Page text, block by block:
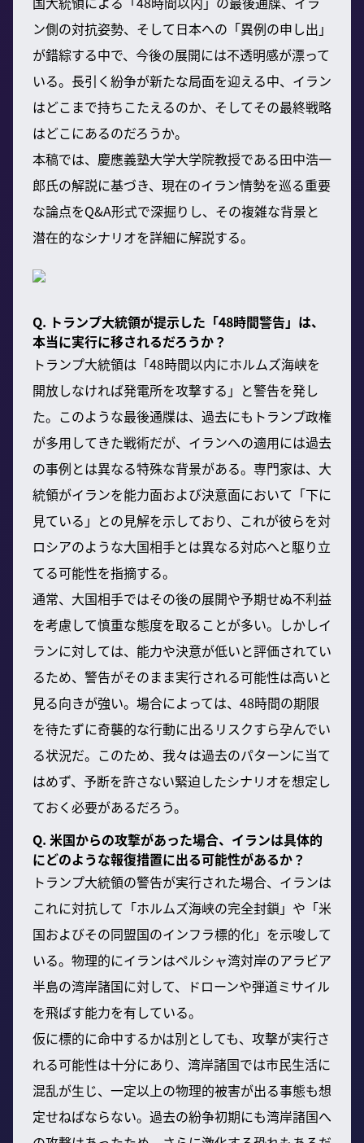
ン側の対抗姿勢、そして日本への「異例の申し出」
が錯綜する中で、今後の展開には不透明感が漂って
いる。長引く紛争が新たな局面を迎える中、イラン
はどこまで持ちこたえるのか、そしてその最終戦略
はどこにあるのだろうか。
本稿では、慶應義塾大学大学院教授である田中浩一
郎氏の解説に基づき、現在のイラン情勢を巡る重要
な論点をQ&A形式で深掘りし、その複雑な背景と
潜在的なシナリオを詳細に解説する。
Q. トランプ大統領が提示した「48時間警告」は、
本当に実行に移されるだろうか？
トランプ大統領は「48時間以内にホルムズ海峡を
開放しなければ発電所を攻撃する」と警告を発し
た。このような最後通牒は、過去にもトランプ政権
が多用してきた戦術だが、イランへの適用には過去
の事例とは異なる特殊な背景がある。専門家は、大
統領がイランを能力面および決意面において「下に
見ている」との見解を示しており、これが彼らを対
ロシアのような大国相手とは異なる対応へと駆り立
てる可能性を指摘する。
通常、大国相手ではその後の展開や予期せぬ不利益
を考慮して慎重な態度を取ることが多い。しかしイ
ランに対しては、能力や決意が低いと評価されてい
るため、警告がそのまま実行される可能性は高いと
見る向きが強い。場合によっては、48時間の期限
を待たずに奇襲的な行動に出るリスクすら孕んでい
る状況だ。このため、我々は過去のパターンに当て
はめず、予断を許さない緊迫したシナリオを想定し
ておく必要があるだろう。
Q. 米国からの攻撃があった場合、イランは具体的
にどのような報復措置に出る可能性があるか？
トランプ大統領の警告が実行された場合、イランは
これに対抗して「ホルムズ海峡の完全封鎖」や「米
国およびその同盟国のインフラ標的化」を示唆して
いる。物理的にイランはペルシャ湾対岸のアラビア
半島の湾岸諸国に対して、ドローンや弾道ミサイル
を飛ばす能力を有している。
仮に標的に命中するかは別としても、攻撃が実行さ
れる可能性は十分にあり、湾岸諸国では市民生活に
混乱が生じ、一定以上の物理的被害が出る事態も想
定せねばならない。過去の紛争初期にも湾岸諸国へ